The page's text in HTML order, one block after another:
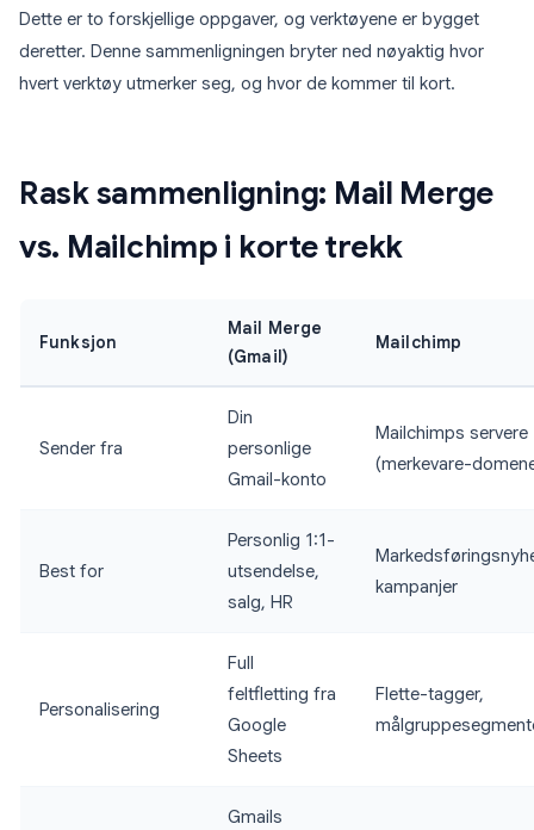
Dette er to forskjellige oppgaver, og verktøyene er bygget
deretter. Denne sammenligningen bryter ned nøyaktig hvor
hvert verktøy utmerker seg, og hvor de kommer til kort.
Rask sammenligning: Mail Merge
vs. Mailchimp i korte trekk
Funksjon
Mail Merge
(Gmail)
Mailchimp
Sender fra
Din
personlige
Gmail-konto
Mailchimps servere
(merkevare-
Best for
Personlig 1:1-
utsendelse,
salg, HR
kampanjer
Personalisering
Full
feltfletting fra
Google
Sheets
Flette-tagger,
Gmails